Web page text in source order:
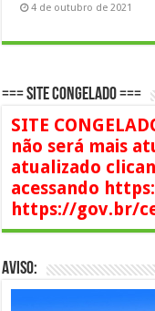
4 de outubro de 2021
=== SITE CONGELADO ===
SITE
não será mais
atualizado
acessando
https://gov.br/
AVISO: